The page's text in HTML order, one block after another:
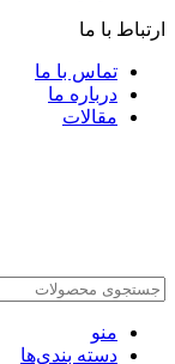
ارتباط با ما
تماس با ما
درباره ما
مقالات
منو
دسته بندی‌ها